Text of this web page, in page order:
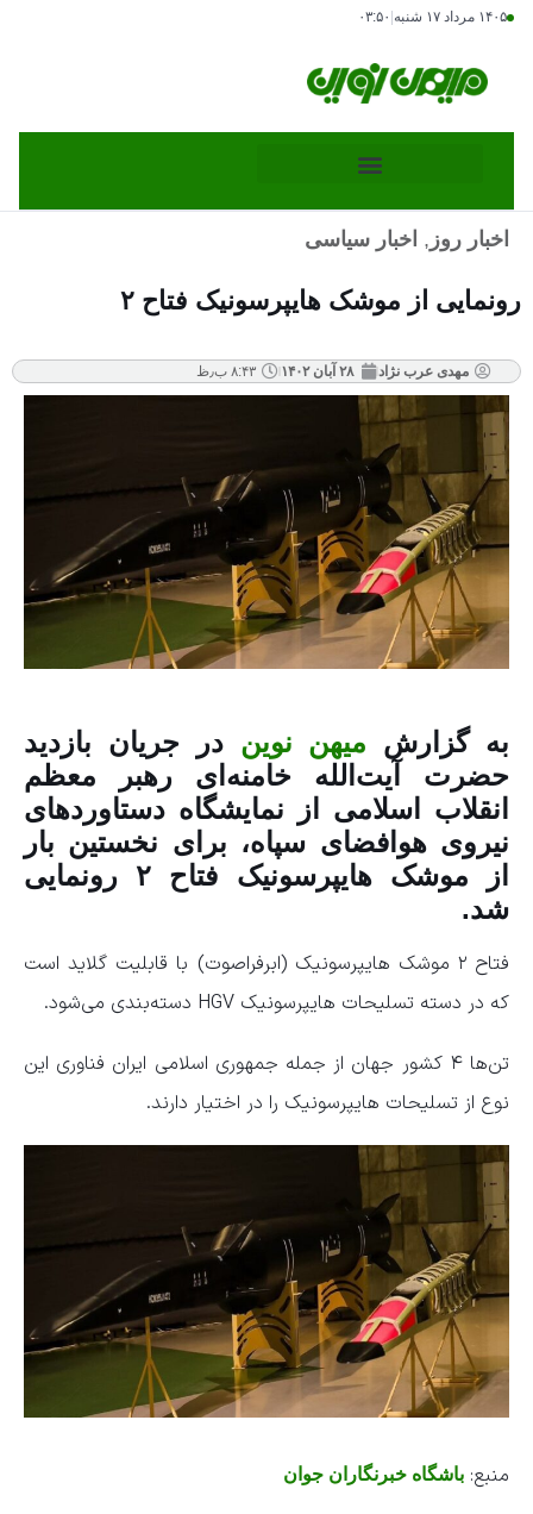
۱۴۰۵ مرداد ۱۷ شنبه ۰۳:۵۰
اخبار روز , اخبار سیاسی
رونمایی از موشک هایپرسونیک فتاح ۲
مهدی عرب نژاد ۲۸ آبان ۱۴۰۲ ۸:۴۳ ب٫ظ
به گزارش میهن نوین در جریان بازدید
حضرت آیت‌الله خامنه‌ای رهبر معظم
انقلاب اسلامی از نمایشگاه دستاورد‌های
نیروی هوافضای سپاه، برای نخستین بار
از موشک هایپرسونیک فتاح ۲ رونمایی
شد.
فتاح ۲ موشک هایپرسونیک (ابرفراصوت) با قابلیت گلاید است
که در دسته تسلیحات هایپرسونیک HGV دسته‌بندی می‌شود.
تن‌ها ۴ کشور جهان از جمله جمهوری اسلامی ایران فناوری این
نوع از تسلیحات هایپرسونیک را در اختیار دارند.
منبع: باشگاه خبرنگاران جوان